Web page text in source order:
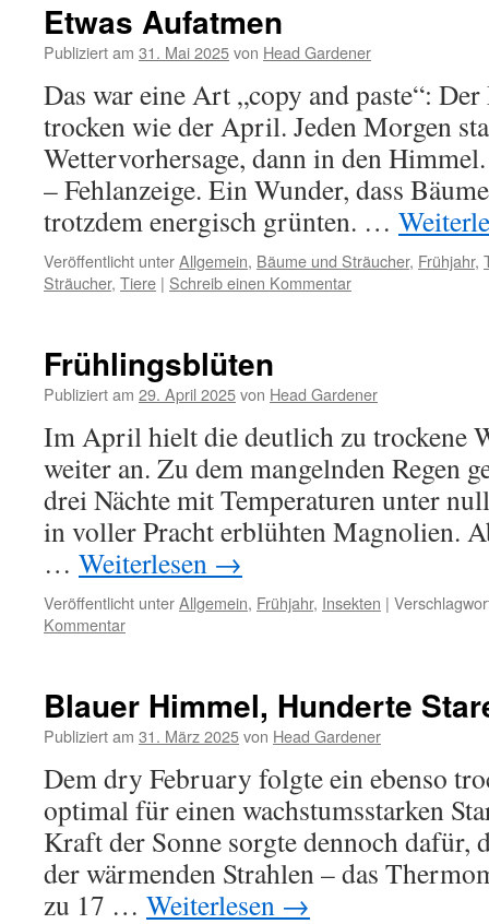
Etwas Aufatmen
Publiziert am 31. Mai 2025von Head Gardener
Das war eine Art „copy and paste“:
trocken wie der April. Jeden Morgen
Wettervorhersage, dann in den
– Fehlanzeige. Ein Wunder, dass
trotzdem energisch grünten. …
Veröffentlicht unterAllgemein, Bäume und Sträucher, Frühjahr,
Sträucher, Tiere | Schreib einen Kommentar
Frühlingsblüten
Publiziert am 29. April 2025von Head Gardener
Im April hielt die deutlich zu trockene
weiter an. Zu dem mangelnden Regen
drei Nächte mit Temperaturen unter
in voller Pracht erblühten Magnolien.
… Weiterlesen →
Veröffentlicht unterAllgemein, Frühjahr, Insekten |
Kommentar
Blauer Himmel, Hunderte
Publiziert am 31. März 2025von Head Gardener
Dem dry February folgte ein ebenso
optimal für einen wachstumsstarken
Kraft der Sonne sorgte dennoch dafür,
der wärmenden Strahlen – das
zu 17 … Weiterlesen →